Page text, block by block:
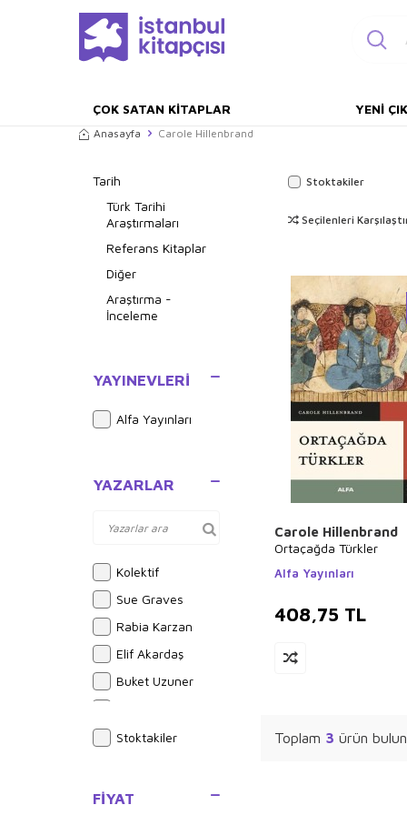
ÇOK SATAN KITAPLAR YENI
Anasayfa Carole Hillenbrand
Tarih
Türk Tarihi
Araştırmaları
Referans Kitaplar
Diğer
Araştırma -
İnceleme
YAYINEVLERI
Alfa Yayınları
YAZARLAR
Kolektif
Sue Graves
Rabia Karzan
Elif Akardaş
Buket Uzuner
Hasan El-Benna
Stoktakiler
FIYAT
Stoktakiler
Seçilenleri
Carole Hillenbrand
Ortaçağda Türkler
Alfa Yayınları
408,75 TL
Toplam 3 ürün